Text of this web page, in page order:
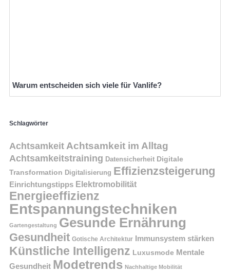
Warum entscheiden sich viele für Vanlife?
Schlagwörter
Achtsamkeit Achtsamkeit im Alltag
Achtsamkeitstraining Datensicherheit Digitale
Transformation Digitalisierung Effizienzsteigerung
Einrichtungstipps Elektromobilität
Energieeffizienz
Entspannungstechniken
Gartengestaltung Gesunde Ernährung
Gesundheit Gotische Architektur Immunsystem stärken
Künstliche Intelligenz Luxusmode Mentale
Gesundheit Modetrends Nachhaltige Mobilität